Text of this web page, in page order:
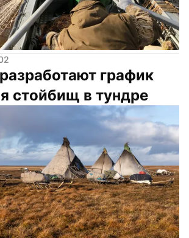
график
стойбищ в тундре